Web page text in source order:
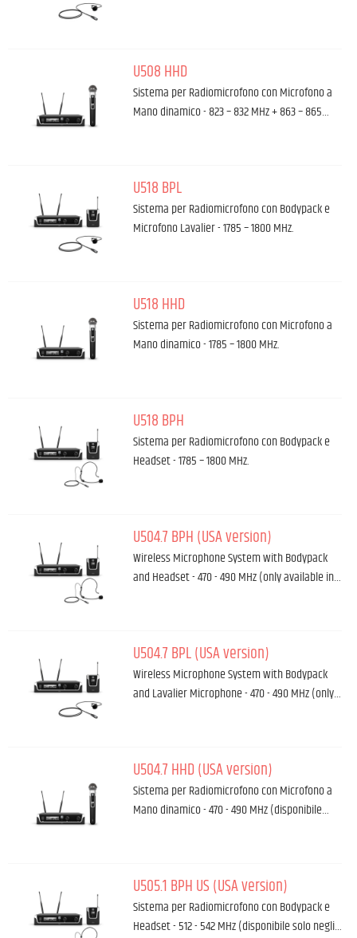
U508 HHD
Sistema per Radiomicrofono con Microfono a
Mano dinamico - 823 – 832 MHz + 863 – 865…
U518 BPL
Sistema per Radiomicrofono con Bodypack e
Microfono Lavalier - 1785 – 1800 MHz.
U518 HHD
Sistema per Radiomicrofono con Microfono a
Mano dinamico - 1785 – 1800 MHz.
U518 BPH
Sistema per Radiomicrofono con Bodypack e
Headset - 1785 – 1800 MHz.
U504.7 BPH (USA version)
Wireless Microphone System with Bodypack
and Headset - 470 - 490 MHz (only available in…
U504.7 BPL (USA version)
Wireless Microphone System with Bodypack
and Lavalier Microphone - 470 - 490 MHz (only…
U504.7 HHD (USA version)
Sistema per Radiomicrofono con Microfono a
Mano dinamico - 470 - 490 MHz (disponibile…
U505.1 BPH US (USA version)
Sistema per Radiomicrofono con Bodypack e
Headset - 512 - 542 MHz (disponibile solo negli…